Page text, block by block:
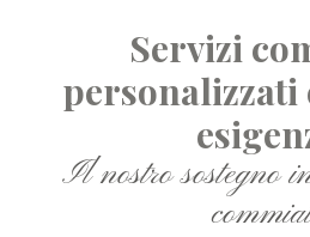
Servizi
personalizzati
Il nostro sostegno